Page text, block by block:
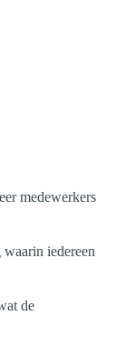
medewerkers
iedereen
de